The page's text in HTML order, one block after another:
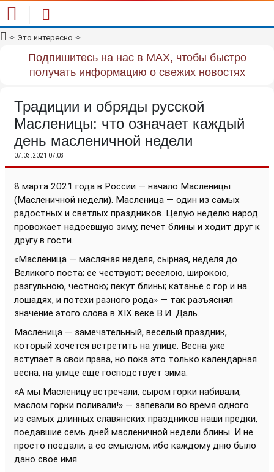
✧ Это интересно ✧
Подпишитесь на нас в MAX, чтобы быстро
получать информацию о свежих новостях
Традиции и обряды русской
Масленицы: что означает каждый
день масленичной недели
07.03.2021 07:03
8 марта 2021 года в России — начало Масленицы
(Масленичной недели). Масленица — один из самых
радостных и светлых праздников. Целую неделю народ
провожает надоевшую зиму, печет блины и ходит друг к
другу в гости.
«Масленица — масляная неделя, сырная, неделя до
Великого поста; ее чествуют; веселою, широкою,
разгульною, честною; пекут блины; катанье с гор и на
лошадях, и потехи разного рода» — так разъяснял
значение этого слова в XIX веке В.И. Даль.
Масленица — замечательный, веселый праздник,
который хочется встретить на улице. Весна уже
вступает в свои права, но пока это только календарная
весна, на улице еще господствует зима.
«А мы Масленицу встречали, сыром горки набивали,
маслом горки поливали!» — запевали во время одного
из самых длинных славянских праздников наши предки,
поедавшие семь дней масленичной недели блины. И не
просто поедали, а со смыслом, ибо каждому дню было
дано свое имя.